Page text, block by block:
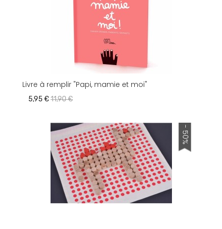
Livre à remplir "Papi, mamie et moi"
5,95 €11,90 €
- 50%